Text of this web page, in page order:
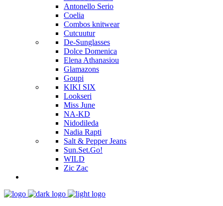
Antonello Serio
Coelia
Combos knitwear
Cutcuutur
De-Sunglasses
Dolce Domenica
Elena Athanasiou
Glamazons
Goupi
KIKI SIX
Lookseri
Miss June
NA-KD
Nidodileda
Nadia Rapti
Salt & Pepper Jeans
Sun.Set.Go!
WILD
Zic Zac